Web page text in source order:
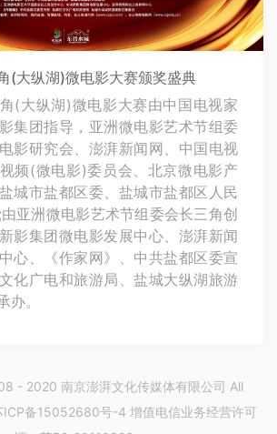
(大纵湖)微电影大赛颁奖盛典
(大纵湖)微电影大赛由中国电视家
集团指导，亚洲微电影艺术节组委
影研究会、澎湃新闻网、中国电视
频(微电影)委员会、北京微电影产
城市盐都区委、盐城市盐都区人民
亚洲微电影艺术节组委会长三角创
影集团微电影发展中心、澎湃新闻
心、《作家网》、中共盐都区委宣
化广电和旅游局、盐城大纵湖旅游
办。
- 2020 南京澎湃文化传媒体有限公司 All
备15052680号-4 增值电信业务经营许可